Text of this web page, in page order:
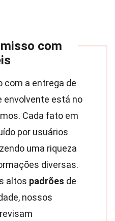
com
com a entrega de
envolvente está no
Cada fato em
por usuários
uma riqueza
diversas.
altos padrões de
nossos
revisam